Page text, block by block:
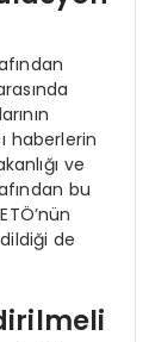
haberlerin
ve
bu
de